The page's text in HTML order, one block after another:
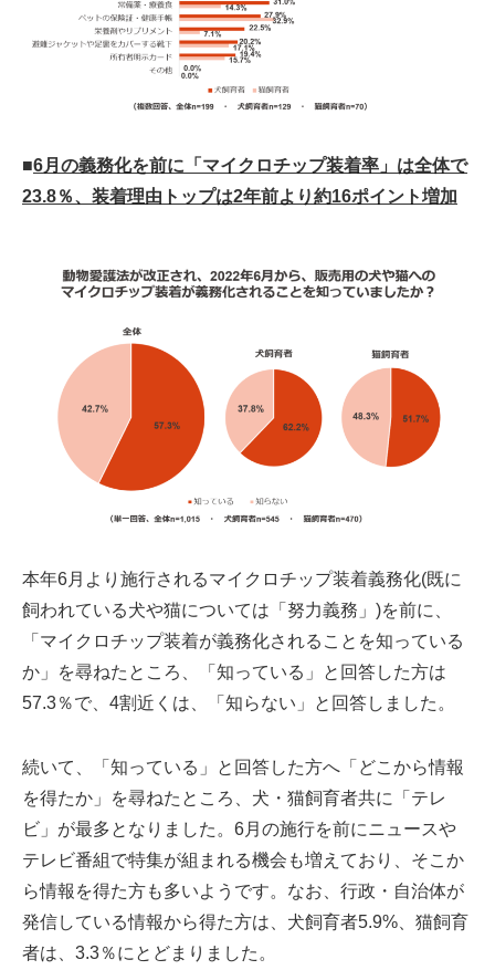
■6月の義務化を前に「マイクロチップ装着率」は全体で
23.8％、装着理由トップは2年前より約16ポイント増加
本年6月より施行されるマイクロチップ装着義務化(既に
飼われている犬や猫については「努力義務」)を前に、
「マイクロチップ装着が義務化されることを知っている
か」を尋ねたところ、「知っている」と回答した方は
57.3％で、4割近くは、「知らない」と回答しました。
続いて、「知っている」と回答した方へ「どこから情報
を得たか」を尋ねたところ、犬・猫飼育者共に「テレ
ビ」が最多となりました。6月の施行を前にニュースや
テレビ番組で特集が組まれる機会も増えており、そこか
ら情報を得た方も多いようです。なお、行政・自治体が
発信している情報から得た方は、犬飼育者5.9%、猫飼育
者は、3.3％にとどまりました。